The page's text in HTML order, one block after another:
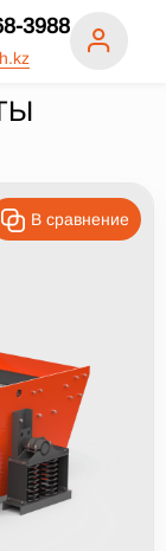
3988
В сравнение